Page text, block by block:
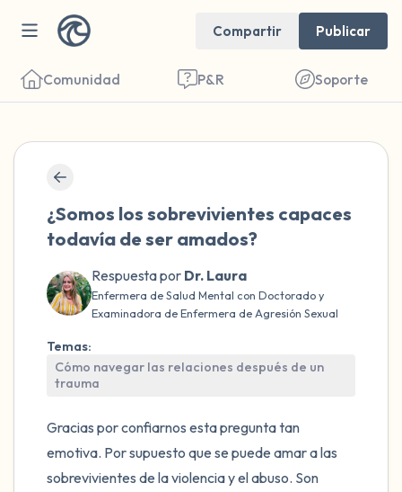
Compartir Publicar
Comunidad P&R Soporte
¿Somos los sobrevivientes capaces
todavía de ser amados?
Respuesta por Dr. Laura
Enfermera de Salud Mental con Doctorado y
Examinadora de Enfermera de Agresión Sexual
Temas:
Cómo navegar las relaciones después de un
trauma
Gracias por confiarnos esta pregunta tan
emotiva. Por supuesto que se puede amar a las
sobrevivientes de la violencia y el abuso. Son
Cierra los ojos suavemente y respira
profundamente un par de veces: inhala por
la nariz (cuenta hasta 3), exhala por la
boca (cuenta hasta 3). Ahora abre los ojos
en voz alta:
dentro de la habitación y por la ventana)
4 – cosas que puedes sentir (¿qué hay